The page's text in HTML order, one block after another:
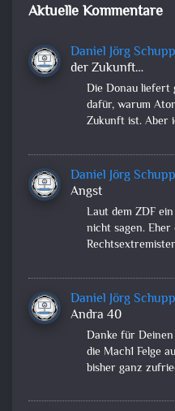
Aktuelle Kommentare
Daniel Jörg
der Zukunft…
Die Donau liefert
dafür, warum
Zukunft ist. Aber
Daniel Jörg
Angst
Laut dem ZDF
nicht sagen.
Daniel Jörg
Andra 40
Danke für
die Mach1 Felge
bisher ganz